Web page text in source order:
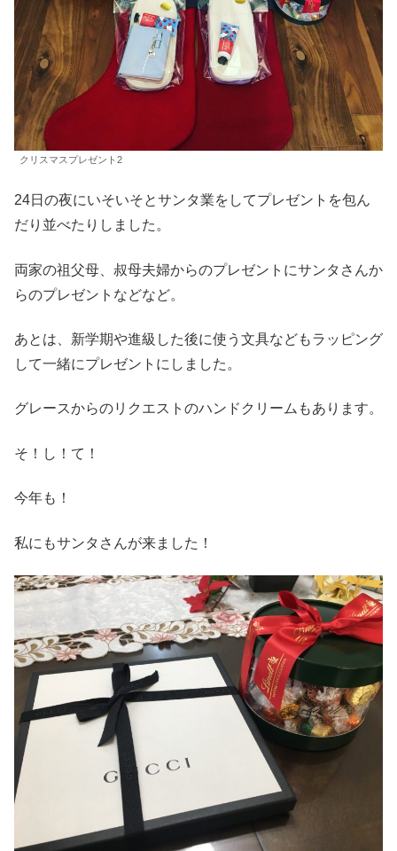
クリスマスプレゼント2
24日の夜にいそいそとサンタ業をしてプレゼントを包ん
だり並べたりしました。
両家の祖父母、叔母夫婦からのプレゼントにサンタさんか
らのプレゼントなどなど。
あとは、新学期や進級した後に使う文具などもラッピング
して一緒にプレゼントにしました。
グレースからのリクエストのハンドクリームもあります。
そ！し！て！
今年も！
私にもサンタさんが来ました！